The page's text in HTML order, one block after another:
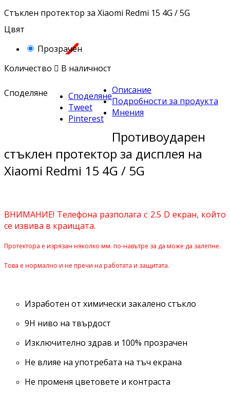
Стъклен протектор за Xiaomi Redmi 15 4G / 5G
Цвят
Прозрачен
Количество  В наличност
Споделяне
Споделяне
Tweet
Pinterest
Описание
Подробности за продукта
Мнения
Противоударен
стъклен протектор за дисплея на
Xiaomi Redmi 15 4G / 5G
ВНИМАНИЕ! Телефона разполага с 2.5 D екран, който
се извива в краищата.
Протектора е изрязан няколко мм. по-навътре за да може да залепне.
Това е нормално и не пречи на работата и защитата.
Изработен от химически закалено стъкло
9H ниво на твърдост
Изключително здрав и 100% прозрачен
Не влияе на употребата на тъч екрана
Не променя цветовете и контраста